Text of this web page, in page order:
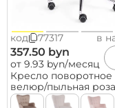
код 77317 в
357.50 byn
от 9.93 byn/месяц
Кресло поворотное
велюр/пыльная роза